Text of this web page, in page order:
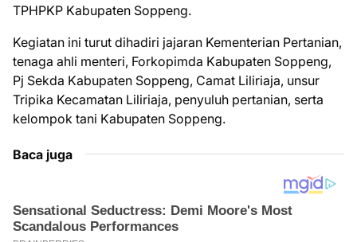
TPHPKP Kabupaten Soppeng.
Kegiatan ini turut dihadiri jajaran Kementerian Pertanian,
tenaga ahli menteri, Forkopimda Kabupaten Soppeng,
Pj Sekda Kabupaten Soppeng, Camat Liliriaja, unsur
Tripika Kecamatan Liliriaja, penyuluh pertanian, serta
kelompok tani Kabupaten Soppeng.
Baca juga